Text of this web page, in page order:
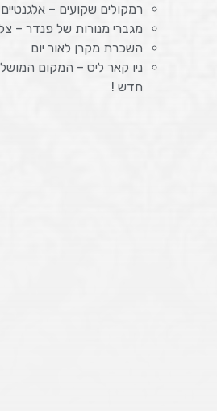
רמקולים שקועים – אלגנטיים
מגברי מנורות של פנדר –
השכרת מקרן לאור יום
ניו קאר ליס – המקום
חדש !